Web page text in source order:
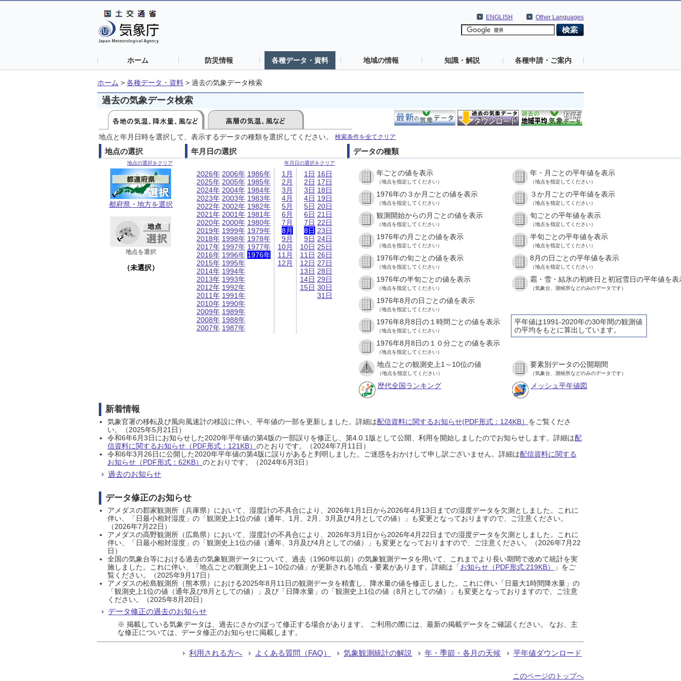
Other Languages
ENGLISH
ホーム 防災情報 各種データ・資料 地域の情報 知識・解説 各種申請・ご案内
ホーム > 各種データ・資料 > 過去の気象データ検索
過去の気象データ検索
地点と年月日時を選択して、表示するデータの種類を選択してください。 検索条件を全てクリア
地点の選択
地点の選択をクリア
都府県・地方を選択
地点を選択
（未選択）
年月日の選択
年月日の選択をクリア
2026年
2025年
2024年
2023年
2022年
2021年
2020年
2019年
2018年
2017年
2016年
2015年
2014年
2013年
2012年
2011年
2010年
2009年
2008年
2007年
2006年
2005年
2004年
2003年
2002年
2001年
2000年
1999年
1998年
1997年
1996年
1995年
1994年
1993年
1992年
1991年
1990年
1989年
1988年
1987年
1986年
1985年
1984年
1983年
1982年
1981年
1980年
1979年
1978年
1977年
1976年
1月
2月
3月
4月
5月
6月
7月
8月
9月
10月
11月
12月
1日
2日
3日
4日
5日
6日
7日
8日
9日
10日
11日
12日
13日
14日
15日
16日
17日
18日
19日
20日
21日
22日
23日
24日
25日
26日
27日
28日
29日
30日
31日
データの種類
年ごとの値を表示
（地点を指定してください）
年・月ごとの平年値を表示
（地点を指定してください）
1976年の３か月ごとの値を表示
（地点を指定してください）
３か月ごとの平年値を表示
（地点を指定してください）
観測開始からの月ごとの値を表示
（地点を指定してください）
旬ごとの平年値を表示
（地点を指定してください）
1976年の月ごとの値を表示
（地点を指定してください）
半旬ごとの平年値を表示
（地点を指定してください）
1976年の旬ごとの値を表示
（地点を指定してください）
8月の日ごとの平年値を表示
（地点を指定してください）
1976年の半旬ごとの値を表示
（地点を指定してください）
霜・雪・結氷の初終日と初冠雪日の平年値を表
（気象台、測候所などのみのデータです）
1976年8月の日ごとの値を表示
（地点を指定してください）
平年値は1991-2020年の30年間の観測値
の平均をもとに算出しています。
1976年8月8日の１時間ごとの値を表示
（地点を指定してください）
1976年8月8日の１０分ごとの値を表示
（地点を指定してください）
地点ごとの観測史上1～10位の値
（地点を指定してください）
要素別データの公開期間
（気象台、測候所などのみのデータです）
歴代全国ランキング メッシュ平年値図
新着情報
気象官署の移転及び風向風速計の移設に伴い、平年値の一部を更新しました。詳細は配信資料に関するお知らせ(PDF形式：124KB） をご覧くださ
い。（2025年5月21日）
令和6年6月3日にお知らせした2020年平年値の第4版の一部誤りを修正し、第4.0.1版として公開、利用を開始しましたのでお知らせします。詳細は配
信資料に関するお知らせ（PDF形式：121KB） のとおりです。（2024年7月11日）
令和6年3月26日に公開した2020年平年値の第4版に誤りがあると判明しました。ご迷惑をおかけして申し訳ございません。詳細は配信資料に関する
お知らせ（PDF形式：62KB） のとおりです。（2024年6月3日）
過去のお知らせ
データ修正のお知らせ
アメダスの郡家観測所（兵庫県）において、湿度計の不具合により、2026年1月1日から2026年4月13日までの湿度データを欠測としました。これに
伴い、「日最小相対湿度」の「観測史上1位の値（通年、1月、2月、3月及び4月としての値）」も変更となっておりますので、ご注意ください。
（2026年7月22日）
アメダスの高野観測所（広島県）において、湿度計の不具合により、2026年3月1日から2026年4月22日までの湿度データを欠測としました。これに
伴い、「日最小相対湿度」の「観測史上1位の値（通年、3月及び4月としての値）」も変更となっておりますので、ご注意ください。（2026年7月22
日）
全国の気象台等における過去の気象観測データについて、過去（1960年以前）の気象観測データを用いて、これまでより長い期間で改めて統計を実
施しました。これに伴い、「地点ごとの観測史上1～10位の値」が更新される地点・要素があります。詳細は「お知らせ（PDF形式:219KB）
」をご
覧ください。（2025年9月17日）
アメダスの松島観測所（熊本県）における2025年8月11日の観測データを精査し、降水量の値を修正しました。これに伴い「日最大1時間降水量」の
「観測史上1位の値（通年及び8月としての値）」及び「日降水量」の「観測史上1位の値（8月としての値）」も変更となっておりますので、ご注意
ください。（2025年8月20日）
データ修正の過去のお知らせ
※ 掲載している気象データは、過去にさかのぼって修正する場合があります。 ご利用の際には、最新の掲載データをご確認ください。 なお、主
な修正については、データ修正のお知らせに掲載します。
利用される方へ よくある質問（FAQ） 気象観測統計の解説 年・季節・各月の天候 平年値ダウンロード
このページのトップへ